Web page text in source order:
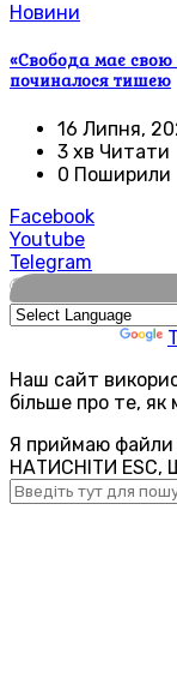
Новини
«Свобода має свою
починалося тишею
16 Липня,
3 хв Читати
0 Поширили
Facebook
Youtube
Telegram
🌍
Наш сайт
більше про те,
Я приймаю файли
НАТИСНІТИ